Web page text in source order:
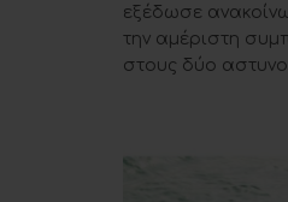
εξέδωσε
την αμέριστη
στους δύο